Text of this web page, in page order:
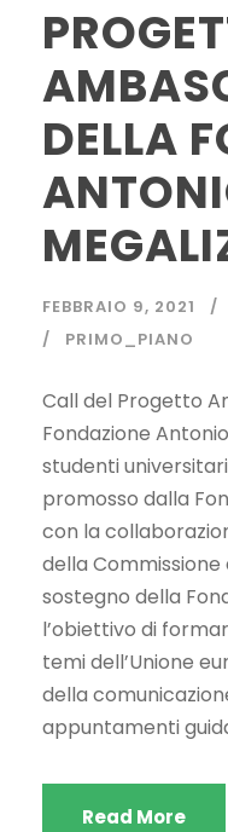
DELLA
FEBBRAIO 9, 2021
PRIMO_PIANO
Call del Progetto
Fondazione
studenti
promosso dalla
con la
della
sostegno della
l’obiettivo di
temi dell’Unione
della
appuntamenti
Read More